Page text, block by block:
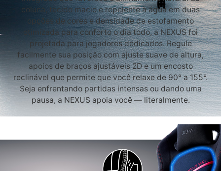
coluna, tecido macio e repelente à água em duas
opções de cores e densidade de estofamento
otimizada para conforto o dia todo, a NEXUS foi
projetada para jogadores dedicados. Regule
facilmente sua posição com ajuste suave de altura,
apoios de braços ajustáveis 2D e um encosto
reclinável que permite que você relaxe de 90° a 155°.
Seja enfrentando partidas intensas ou dando uma
pausa, a NEXUS apoia você — literalmente.